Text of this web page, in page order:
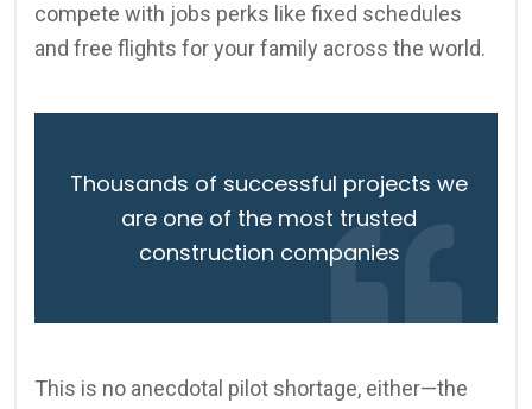
compete with jobs perks like fixed schedules
and free flights for your family across the world.
Thousands of successful projects we
are one of the most trusted
construction companies
This is no anecdotal pilot shortage, either—the